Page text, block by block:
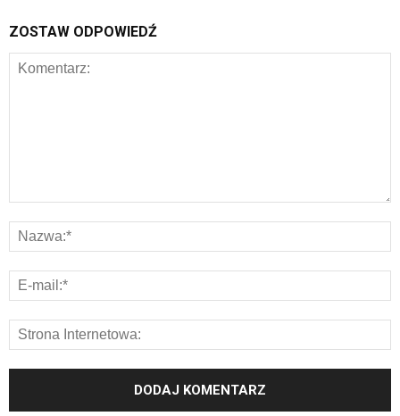
ZOSTAW ODPOWIEDŹ